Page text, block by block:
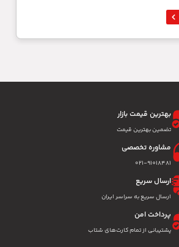
بهترین قیمت بازار
تضمین بهترین قیمت
مشاوره تخصصی
۰۲۱-91018481
ارسال سریع
ارسال سریع به سراسر ایران
پرداخت امن
پشتیبانی از تمام کارت‌های شتاب